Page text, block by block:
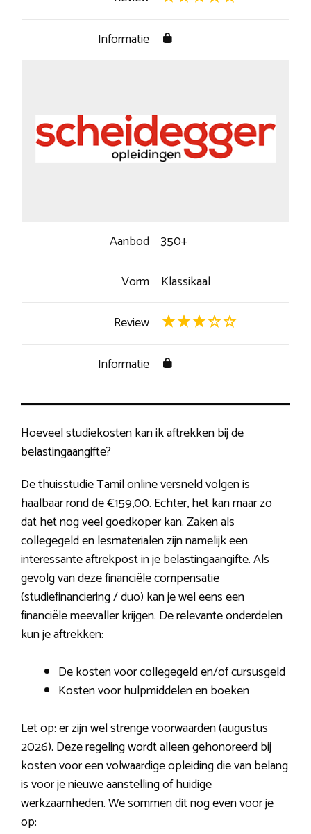
Informatie
Aanbod 350+
Vorm Klassikaal
Review
Informatie
Hoeveel studiekosten kan ik aftrekken bij de
belastingaangifte?
De thuisstudie Tamil online versneld volgen is
haalbaar rond de €159,00. Echter, het kan maar zo
dat het nog veel goedkoper kan. Zaken als
collegegeld en lesmaterialen zijn namelijk een
interessante aftrekpost in je belastingaangifte. Als
gevolg van deze financiële compensatie
(studiefinanciering / duo) kan je wel eens een
financiële meevaller krijgen. De relevante onderdelen
kun je aftrekken:
De kosten voor collegegeld en/of cursusgeld
Kosten voor hulpmiddelen en boeken
Let op: er zijn wel strenge voorwaarden (augustus
2026). Deze regeling wordt alleen gehonoreerd bij
kosten voor een volwaardige opleiding die van belang
is voor je nieuwe aanstelling of huidige
werkzaamheden. We sommen dit nog even voor je
op: